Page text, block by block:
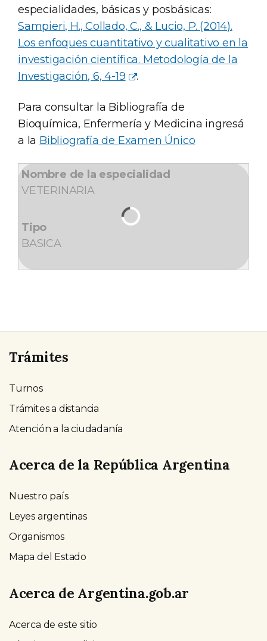
especialidades, básicas y posbásicas:
Sampieri, H., Collado, C., & Lucio, P. (2014).
Los enfoques cuantitativo y cualitativo en la
investigación científica. Metodología de la
Investigación, 6, 4-19
.
Para consultar la Bibliografía de
Bioquímica, Enfermería y Medicina ingresá
a la Bibliografía de Examen Único
VETERINARIA
BASICA
Trámites
Turnos
Trámites a distancia
Atención a la ciudadanía
Acerca de la República Argentina
Nuestro país
Leyes argentinas
Organismos
Mapa del Estado
Acerca de Argentina.gob.ar
Acerca de este sitio